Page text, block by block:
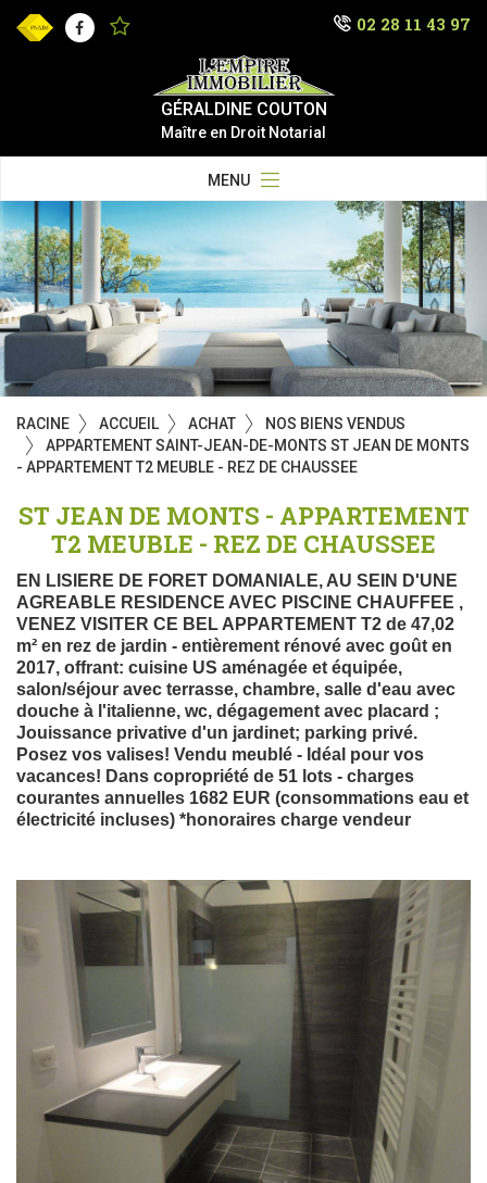
Facebook 02 28 11 43 97
GÉRALDINE COUTON
Maître en Droit Notarial
MENU
RACINE ACCUEIL ACHAT
NOS BIENS VENDUS
APPARTEMENT SAINT-JEAN-DE-MONTS ST JEAN DE MONTS
- APPARTEMENT T2 MEUBLE - REZ DE CHAUSSEE
ST JEAN DE MONTS - APPARTEMENT
T2 MEUBLE - REZ DE CHAUSSEE
EN LISIERE DE FORET DOMANIALE, AU SEIN D'UNE
AGREABLE RESIDENCE AVEC PISCINE CHAUFFEE ,
VENEZ VISITER CE BEL APPARTEMENT T2 de 47,02
m² en rez de jardin - entièrement rénové avec goût en
2017, offrant: cuisine US aménagée et équipée,
salon/séjour avec terrasse, chambre, salle d'eau avec
douche à l'italienne, wc, dégagement avec placard ;
Jouissance privative d'un jardinet; parking privé.
Posez vos valises! Vendu meublé - Idéal pour vos
vacances! Dans copropriété de 51 lots - charges
courantes annuelles 1682 EUR (consommations eau et
électricité incluses) *honoraires charge vendeur